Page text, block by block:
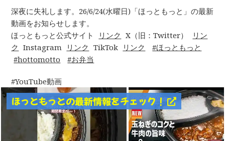
深夜に失礼します。26/6/24(水曜日)「ほっともっと」の最新
動画をお知らせします。
ほっともっと公式サイト
リンク X（旧：Twitter）
リン
ク Instagram リンク TikTok リンク
ほっともっと
hottomotto
お弁当
YouTube動画
ほっともっとの最新情報をチェック！